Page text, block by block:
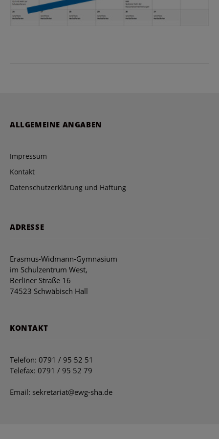
ALLGEMEINE ANGABEN
Impressum
Kontakt
Datenschutzerklärung und Haftung
ADRESSE
Erasmus-Widmann-Gymnasium
im Schulzentrum West,
Berliner Straße 16
74523 Schwäbisch Hall
KONTAKT
Telefon: 0791 / 95 52 51
Telefax: 0791 / 95 52 79
Email: sekretariat@ewg-sha.de